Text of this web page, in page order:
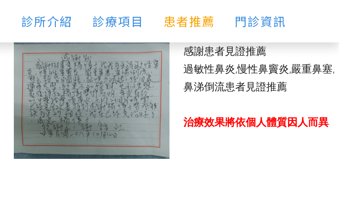
診所介紹 診療項目 患者推薦 門診資訊
感謝患者見證推薦
過敏性鼻炎,慢性鼻竇炎,嚴重鼻塞,
鼻涕倒流患者見證推薦
治療效果將依個人體質因人而異